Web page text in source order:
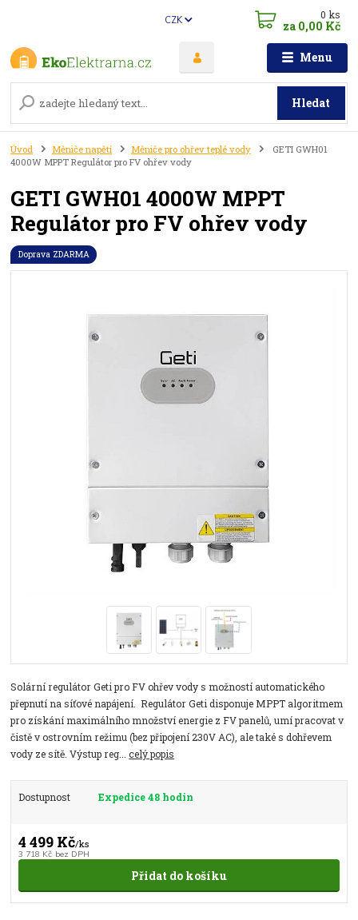
Menu
CZK
Hledat
0ks
za 0,00 Kč
Úvod Měniče napětí Měniče pro ohřev teplé vody
GETI GWH01
4000W MPPT Regulátor pro FV ohřev vody
GETI GWH01 4000W MPPT
Regulátor pro FV ohřev vody
Doprava ZDARMA
Solární regulátor Geti pro FV ohřev vody s možností automatického
přepnutí na síťové napájení. Regulátor Geti disponuje MPPT algoritmem
pro získání maximálního množství energie z FV panelů, umí pracovat v
čistě v ostrovním režimu (bez připojení 230V AC), ale také s dohřevem
vody ze sítě. Výstup reg...celý popis
Dostupnost Expedice 48 hodin
4 499 Kč/ks
3 718 Kč bez DPH
Přidat do košíku